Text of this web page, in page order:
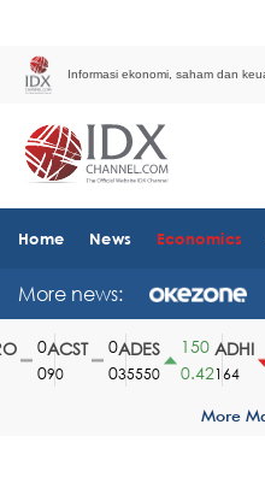
Informasi ekonomi, saham dan
Home News Economics
More news:
ACST
90
ADES
35550
150
0.42
ADHI
164
More